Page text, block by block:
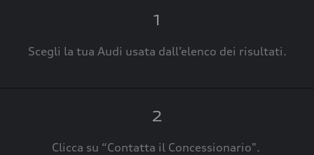
1
Scegli la tua Audi usata dall’elenco dei risultati.
2
Clicca su “Contatta il Concessionario".